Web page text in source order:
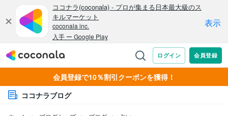
会員登録で10％割引クーポンを獲得！
ココナラブログ